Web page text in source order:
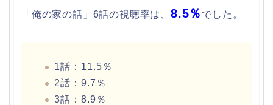
「俺の家の話」6話の視聴率は、 8.5％ でした。
1話：11.5％
2話：9.7％
3話：8.9％